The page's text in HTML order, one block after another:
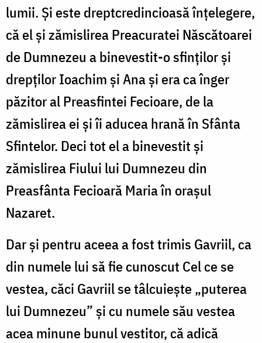
lumii. Și este dreptcredincioasă înțelegere,
că el și zămislirea Preacuratei Născătoarei
de Dumnezeu a binevestit-o sfinților și
drepților Ioachim și Ana și era ca înger
păzitor al Preasfintei Fecioare, de la
zămislirea ei și îi aducea hrană în Sfânta
Sfintelor. Deci tot el a binevestit și
zămislirea Fiului lui Dumnezeu din
Preasfânta Fecioară Maria în orașul
Nazaret.
Dar și pentru aceea a fost trimis Gavriil, ca
din numele lui să fie cunoscut Cel ce se
vestea, căci Gavriil se tâlcuiește „puterea
lui Dumnezeu” și cu numele său vestea
acea minune bunul vestitor, că adică